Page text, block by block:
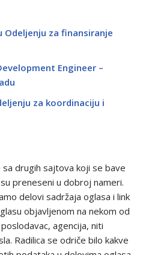
Odeljenju za finansiranje
Engineer –
za koordinaciju i
sa drugih sajtova koji se bave
preneseni u dobroj nameri.
delovi sadržaja oglasa i link
objavljenom na nekom od
agencija, niti
Radilica se odriče bilo kakve